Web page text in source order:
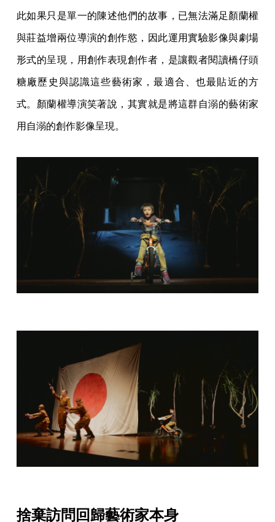
此如果只是單一的陳述他們的故事，已無法滿足顏蘭權
與莊益增兩位導演的創作慾，因此運用實驗影像與劇場
形式的呈現，用創作表現創作者，是讓觀者閱讀橋仔頭
糖廠歷史與認識這些藝術家，最適合、也最貼近的方
式。顏蘭權導演笑著說，其實就是將這群自溺的藝術家
用自溺的創作影像呈現。
捨棄訪問回歸藝術家本身